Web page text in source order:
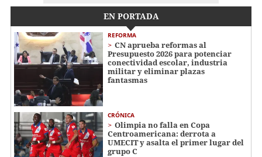
EN PORTADA
REFORMA
CN aprueba reformas al
Presupuesto 2026 para potenciar
conectividad escolar, industria
militar y eliminar plazas
fantasmas
CRÓNICA
Olimpia no falla en Copa
Centroamericana: derrota a
UMECIT y asalta el primer lugar del
grupo C